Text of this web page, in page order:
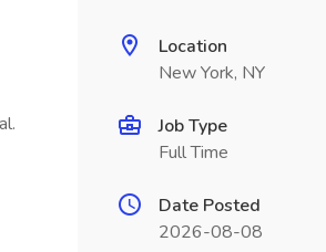
Location
New York, NY
Job Type
Full Time
Date Posted
2026-08-08